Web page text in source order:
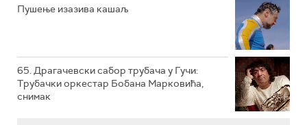
Пушење изазива кашаљ
65. Драгачевски сабор трубача у Гучи:
Трубачки оркестар Бобана Марковића,
снимак